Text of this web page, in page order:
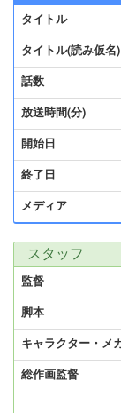
タイトル
タイトル(読み仮名)
話数
放送時間(分)
開始日
終了日
メディア
スタッフ
監督
脚本
キャラクター・メ
総作画監督